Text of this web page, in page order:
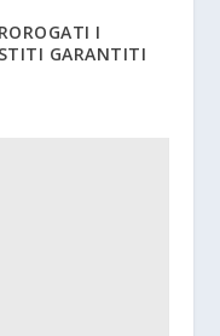
I
GARANTITI